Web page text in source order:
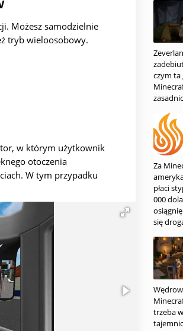
Możesz samodzielnie
tryb wieloosobowy.
w którym użytkownik
otoczenia
W tym przypadku
czym
Za
płaci
000
się
trzeba